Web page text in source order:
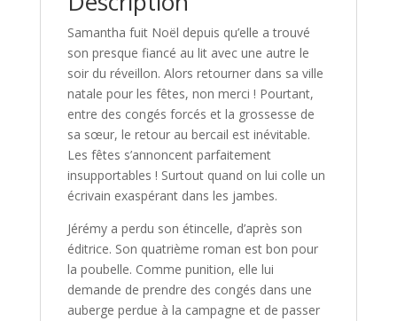
Samantha fuit Noël depuis qu’elle a trouvé
son presque fiancé au lit avec une autre le
soir du réveillon. Alors retourner dans sa ville
natale pour les fêtes, non merci ! Pourtant,
entre des congés forcés et la grossesse de
sa sœur, le retour au bercail est inévitable.
Les fêtes s’annoncent parfaitement
insupportables ! Surtout quand on lui colle un
écrivain exaspérant dans les jambes.
Jérémy a perdu son étincelle, d’après son
éditrice. Son quatrième roman est bon pour
la poubelle. Comme punition, elle lui
demande de prendre des congés dans une
auberge perdue à la campagne et de passer